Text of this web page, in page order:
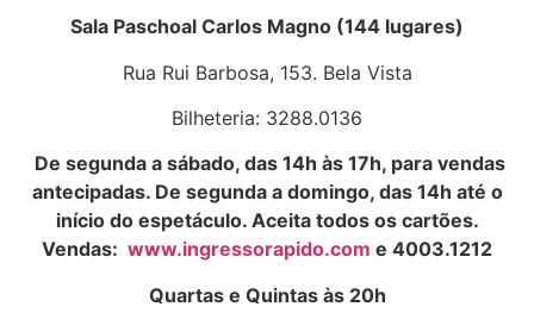
Sala Paschoal Carlos Magno (144 lugares)
Rua Rui Barbosa, 153. Bela Vista
Bilheteria: 3288.0136
De segunda a sábado, das 14h às 17h, para vendas
antecipadas. De segunda a domingo, das 14h até o
início do espetáculo. Aceita todos os cartões.
Vendas: www.ingressorapido.com e 4003.1212
Quartas e Quintas às 20h